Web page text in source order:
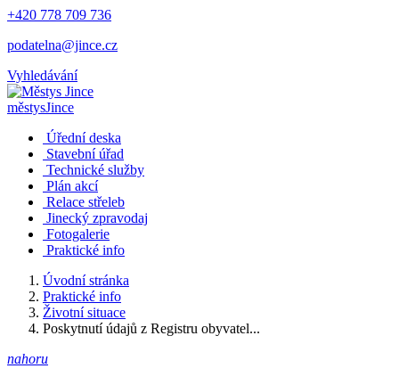
+420 778 709 736
podatelna@jince.cz
Vyhledávání
městysJince
Úřední deska
Stavební úřad
Technické služby
Plán akcí
Relace střeleb
Jinecký zpravodaj
Fotogalerie
Praktické info
Úvodní stránka
Praktické info
Životní situace
Poskytnutí údajů z Registru obyvatel...
nahoru